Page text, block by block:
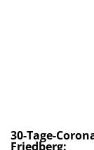
30-Tage-
Friedberg: